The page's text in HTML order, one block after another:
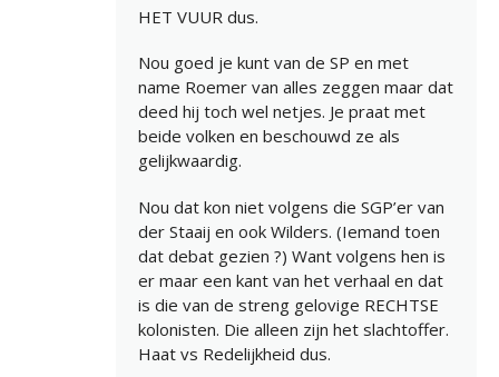
HET VUUR dus.
Nou goed je kunt van de SP en met
name Roemer van alles zeggen maar dat
deed hij toch wel netjes. Je praat met
beide volken en beschouwd ze als
gelijkwaardig.
Nou dat kon niet volgens die SGP’er van
der Staaij en ook Wilders. (Iemand toen
dat debat gezien ?) Want volgens hen is
er maar een kant van het verhaal en dat
is die van de streng gelovige RECHTSE
kolonisten. Die alleen zijn het slachtoffer.
Haat vs Redelijkheid dus.